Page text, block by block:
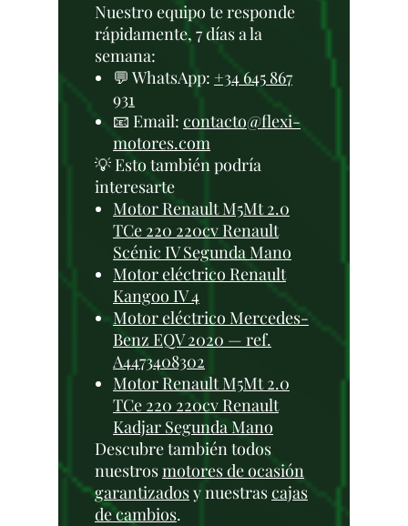
Nuestro equipo te responde
rápidamente, 7 días a la
semana:
💬 WhatsApp: +34 645 867
931
📧 Email: contacto@flexi-
motores.com
💡 Esto también podría
interesarte
Motor Renault M5Mt 2.0
TCe 220 220cv Renault
Scénic IV Segunda Mano
Motor eléctrico Renault
Kangoo IV 4
Motor eléctrico Mercedes-
Benz EQV 2020 — ref.
A4473408302
Motor Renault M5Mt 2.0
TCe 220 220cv Renault
Kadjar Segunda Mano
Descubre también todos
nuestrosmotores de ocasión
garantizadosy nuestrascajas
de cambios.